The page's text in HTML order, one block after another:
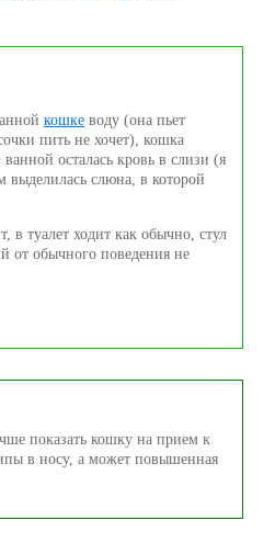
кошке воду (она пьет
пить не хочет), кошка
осталась кровь в слизи (я
слюна, в которой
в туалет ходит как обычно, стул
от обычного поведения не
показать кошку на прием к
в носу, а может повышенная